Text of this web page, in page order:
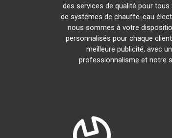
des services de qualité pour
de systèmes de chauffe-eau
nous sommes à votre
personnalisés pour chaque
meilleure publicité, avec
professionnalisme et notre